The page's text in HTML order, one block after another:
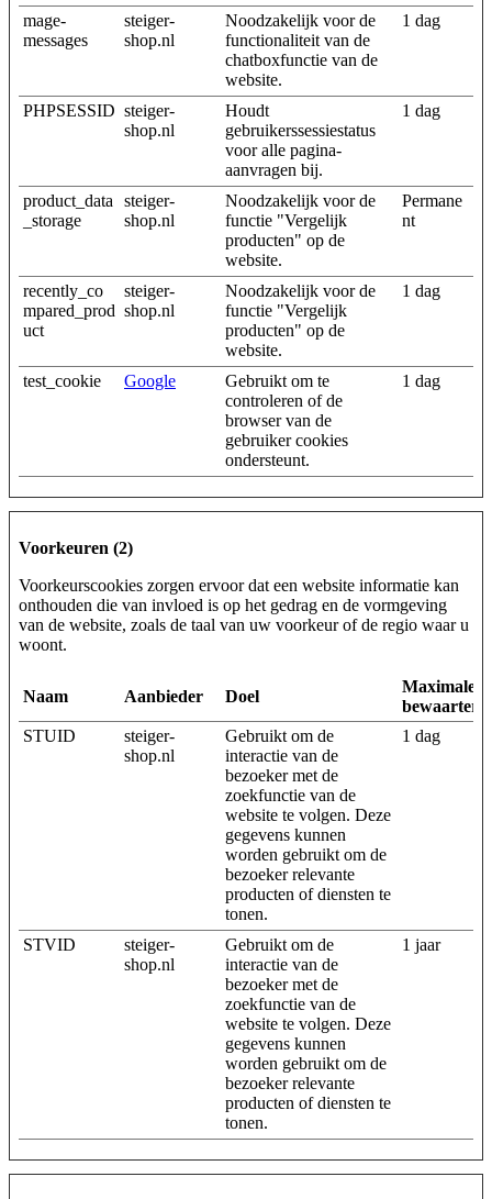
mage-
messages
steiger-
shop.nl
Noodzakelijk voor de
functionaliteit van de
chatboxfunctie van de
website.
1 dag
PHPSESSID steiger-
shop.nl
Houdt
gebruikerssessiestatus
voor alle pagina-
aanvragen bij.
1 dag
product_data
_storage
steiger-
shop.nl
Noodzakelijk voor de
functie "Vergelijk
producten" op de
website.
Permane
nt
recently_co
mpared_prod
uct
steiger-
shop.nl
Noodzakelijk voor de
functie "Vergelijk
producten" op de
website.
1 dag
test_cookie Google
Gebruikt om te
controleren of de
browser van de
gebruiker cookies
ondersteunt.
1 dag
Voorkeuren (2)
Voorkeurscookies zorgen ervoor dat een website informatie kan
onthouden die van invloed is op het gedrag en de vormgeving
van de website, zoals de taal van uw voorkeur of de regio waar u
woont.
Naam Aanbieder Doel
Maximale
STUID
steiger-
shop.nl
Gebruikt om de
interactie van de
bezoeker met de
zoekfunctie van de
website te volgen. Deze
gegevens kunnen
worden gebruikt om de
bezoeker relevante
producten of diensten te
tonen.
1 dag
STVID
steiger-
shop.nl
Gebruikt om de
interactie van de
bezoeker met de
zoekfunctie van de
website te volgen. Deze
gegevens kunnen
worden gebruikt om de
bezoeker relevante
producten of diensten te
tonen.
1 jaar